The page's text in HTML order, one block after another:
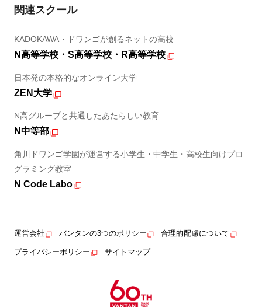
関連スクール
KADOKAWA・ドワンゴが創るネットの高校
N高等学校・S高等学校・R高等学校
日本発の本格的なオンライン大学
ZEN大学
N高グループと共通したあたらしい教育
N中等部
角川ドワンゴ学園が運営する小学生・中学生・高校生向けプロ
グラミング教室
N Code Labo
運営会社 バンタンの3つのポリシー 合理的配慮について
プライバシーポリシー サイトマップ